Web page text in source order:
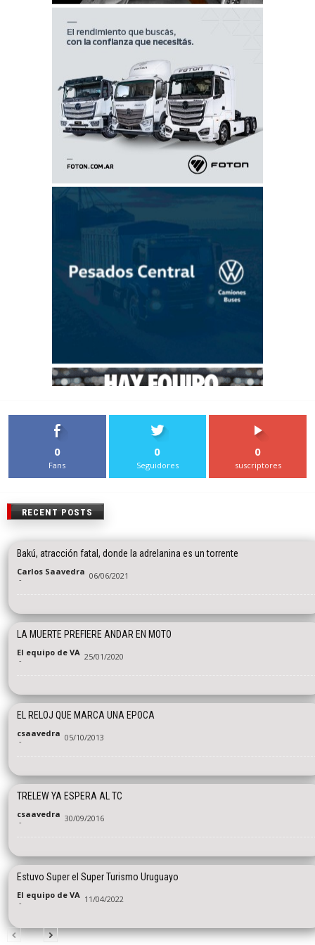
0
Fans
0
Seguidores
0
suscriptores
RECENT POSTS
Bakú, atracción fatal, donde la adrelanina es un torrente
Carlos Saavedra
- 06/06/2021
LA MUERTE PREFIERE ANDAR EN MOTO
El equipo de VA
- 25/01/2020
EL RELOJ QUE MARCA UNA EPOCA
csaavedra
- 05/10/2013
TRELEW YA ESPERA AL TC
csaavedra
- 30/09/2016
Estuvo Super el Super Turismo Uruguayo
El equipo de VA
- 11/04/2022